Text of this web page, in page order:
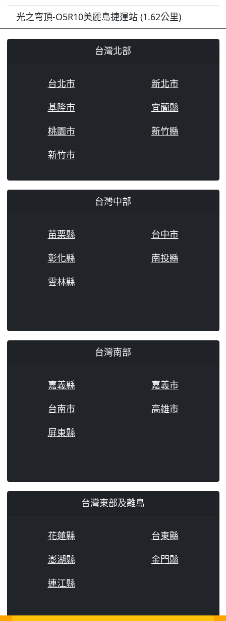
光之穹頂-O5R10美麗島捷運站 (1.62公里)
台灣北部
台北市
新北市
基隆市
宜蘭縣
桃園市
新竹縣
新竹市
台灣中部
苗栗縣
台中市
彰化縣
南投縣
雲林縣
台灣南部
嘉義縣
嘉義市
台南市
高雄市
屏東縣
台灣東部及離島
花蓮縣
台東縣
澎湖縣
金門縣
連江縣